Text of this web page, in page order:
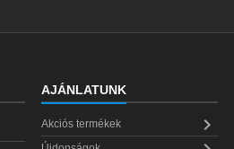
AJÁNLATUNK
Akciós termékek 